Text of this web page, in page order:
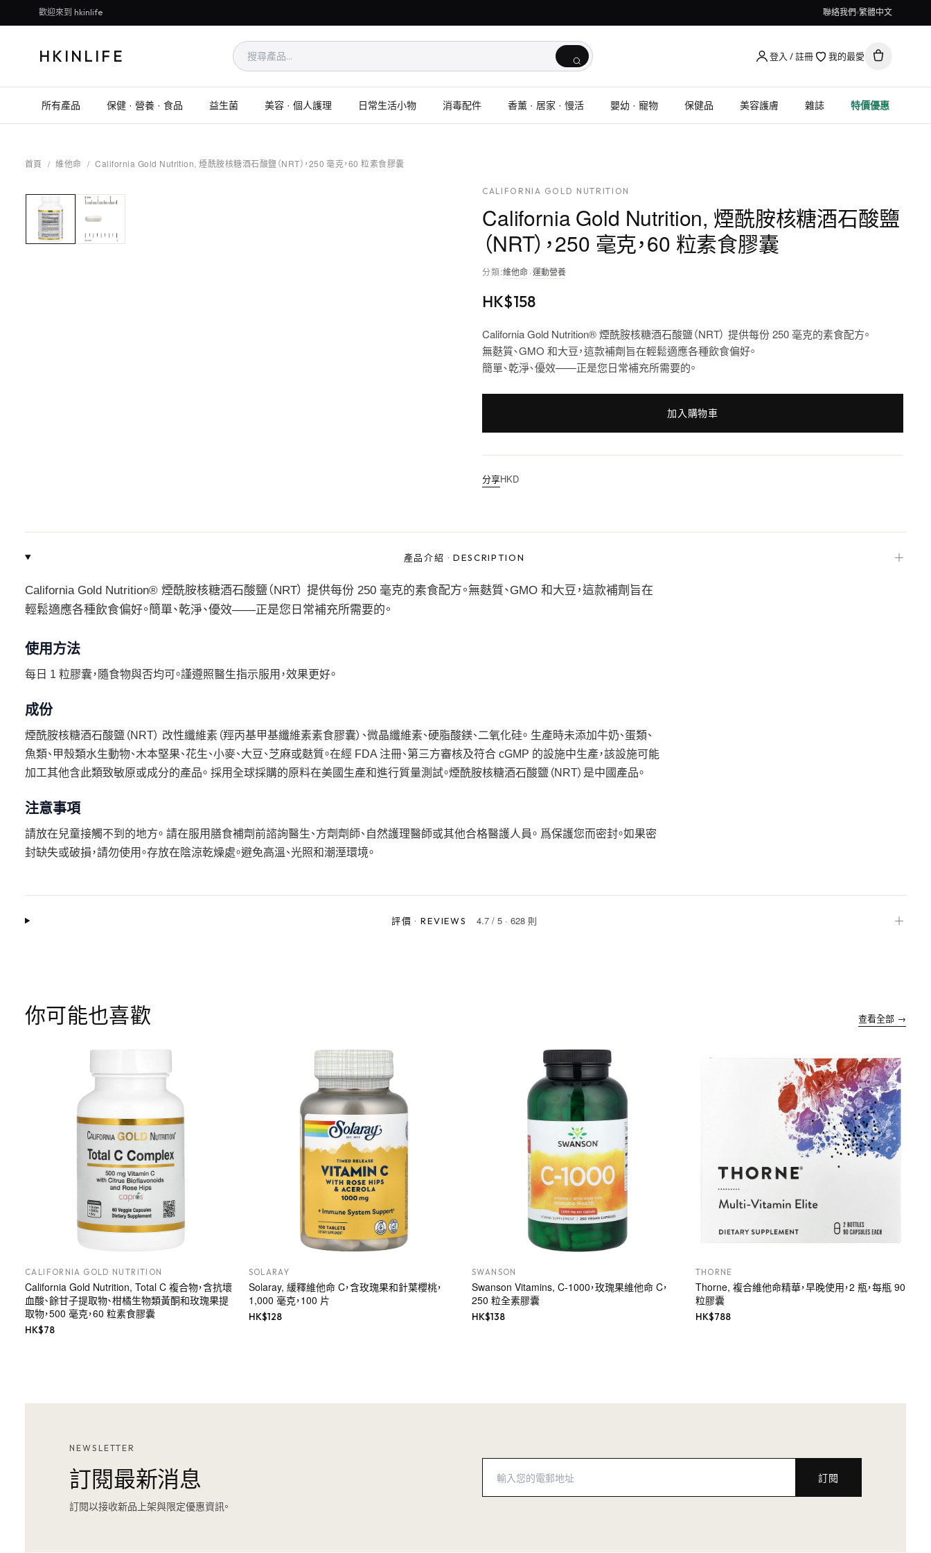
歡迎來到 hkinlife 聯絡我們 繁體中文
HKINLIFE 登入 / 註冊 我的最愛
所有產品 保健 · 營養 · 食品 益生菌 美容 · 個人護理 日常生活小物 消毒配件 香薰 · 居家 · 慢活 嬰幼 · 寵物 保健品 美容護膚 雜誌 特價優惠
首頁 / 維他命 / California Gold Nutrition, 煙酰胺核糖酒石酸鹽（NRT），250 毫克，60 粒素食膠囊
CALIFORNIA GOLD NUTRITION
California Gold Nutrition, 煙酰胺核糖酒石酸鹽
（NRT），250 毫克，60 粒素食膠囊
分類:維他命·運動營養
HK$158
California Gold Nutrition® 煙酰胺核糖酒石酸鹽（NRT） 提供每份 250 毫克的素食配方。
無麩質、GMO 和大豆，這款補劑旨在輕鬆適應各種飲食偏好。
簡單、乾淨、優效——正是您日常補充所需要的。
加入購物車
分享HKD
產品介紹 ·DESCRIPTION ＋
California Gold Nutrition® 煙酰胺核糖酒石酸鹽（NRT） 提供每份 250 毫克的素食配方。無麩質、GMO 和大豆，這款補劑旨在
輕鬆適應各種飲食偏好。簡單、乾淨、優效——正是您日常補充所需要的。
使用方法
每日 1 粒膠囊，隨食物與否均可。謹遵照醫生指示服用，效果更好。
成份
煙酰胺核糖酒石酸鹽（NRT） 改性纖維素（羥丙基甲基纖維素素食膠囊）、微晶纖維素、硬脂酸鎂、二氧化硅。 生產時未添加牛奶、蛋類、
魚類、甲殼類水生動物、木本堅果、花生、小麥、大豆、芝麻或麩質。在經 FDA 注冊、第三方審核及符合 cGMP 的設施中生產，該設施可能
加工其他含此類致敏原或成分的產品。 採用全球採購的原料在美國生產和進行質量測試。煙酰胺核糖酒石酸鹽（NRT）是中國產品。
注意事項
請放在兒童接觸不到的地方。 請在服用膳食補劑前諮詢醫生、方劑劑師、自然護理醫師或其他合格醫護人員。 爲保護您而密封。如果密
封缺失或破損，請勿使用。存放在陰涼乾燥處。避免高溫、光照和潮溼環境。
評價 ·REVIEWS 4.7/ 5· 628 則 ＋
你可能也喜歡 查看全部 →
CALIFORNIA GOLD NUTRITION
California Gold Nutrition, Total C 複合物，含抗壞
血酸、餘甘子提取物、柑橘生物類黃酮和玫瑰果提
取物，500 毫克，60 粒素食膠囊
HK$78
SOLARAY
Solaray, 緩釋維他命 C，含玫瑰果和針葉櫻桃，
1,000 毫克，100 片
HK$128
SWANSON
Swanson Vitamins, C-1000，玫瑰果維他命 C，
250 粒全素膠囊
HK$138
THORNE
Thorne, 複合維他命精華，早晚使用，2 瓶，每瓶 90
粒膠囊
HK$788
NEWSLETTER
訂閱最新消息
訂閱以接收新品上架與限定優惠資訊。
訂閱